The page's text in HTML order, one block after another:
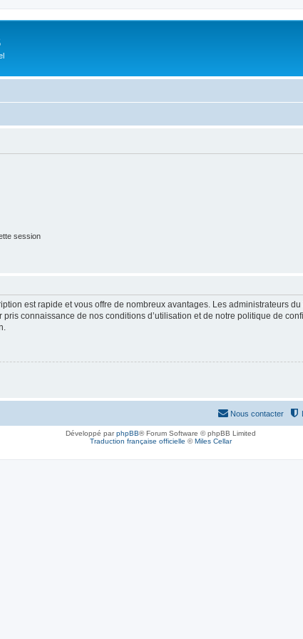
session
est rapide et vous offre de nombreux avantages. Les administrateurs
connaissance de nos conditions d’utilisation et de notre politique de
Nous contacter
Développé parphpBB® Forum Software © phpBB Limited
Traduction française officielle ©Miles Cellar